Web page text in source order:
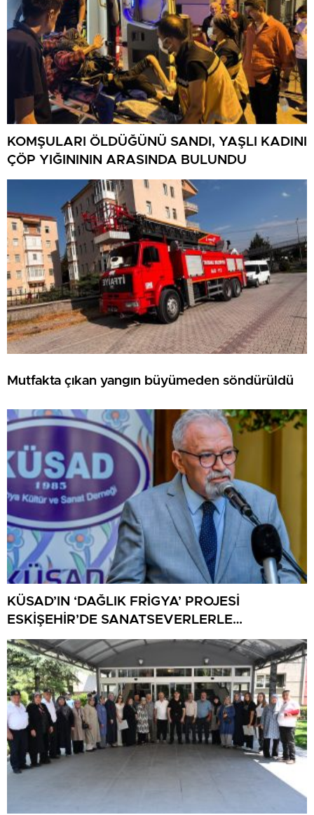
KOMŞULARI ÖLDÜĞÜNÜ SANDI, YAŞLI KADINI
ÇÖP YIĞINININ ARASINDA BULUNDU
Mutfakta çıkan yangın büyümeden söndürüldü
KÜSAD’IN ‘DAĞLIK FRİGYA’ PROJESİ
ESKİŞEHİR’DE SANATSEVERLERLE
BULUŞUYOR